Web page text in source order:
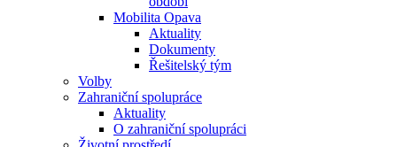
Mobilita Opava
Aktuality
Dokumenty
Řešitelský tým
Volby
Zahraniční spolupráce
Aktuality
O zahraniční spolupráci